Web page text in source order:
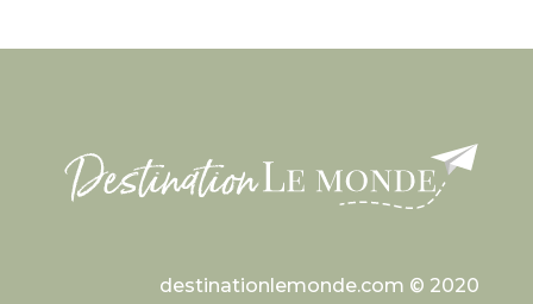
destinationlemonde.com © 2020